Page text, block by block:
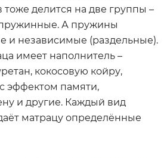
тоже делится на две группы –
А пружины
и независимые (раздельные).
имеет наполнитель –
кокосовую койру,
эффектом памяти,
и другие. Каждый вид
матрацу определённые